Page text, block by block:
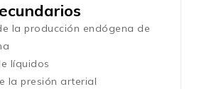
la producción endógena de
líquidos
la presión arterial